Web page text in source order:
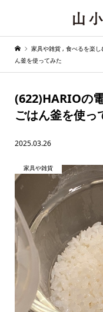
家具や雑貨 , 食べるを楽し
ん釜を使ってみた
(622)HARIOの
ごはん釜を使っ
2025.03.26
家具や雑貨